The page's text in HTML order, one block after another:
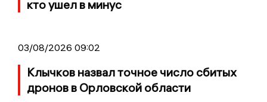
кто ушел в минус
03/08/2026 09:02
Клычков назвал точное число сбитых
дронов в Орловской области